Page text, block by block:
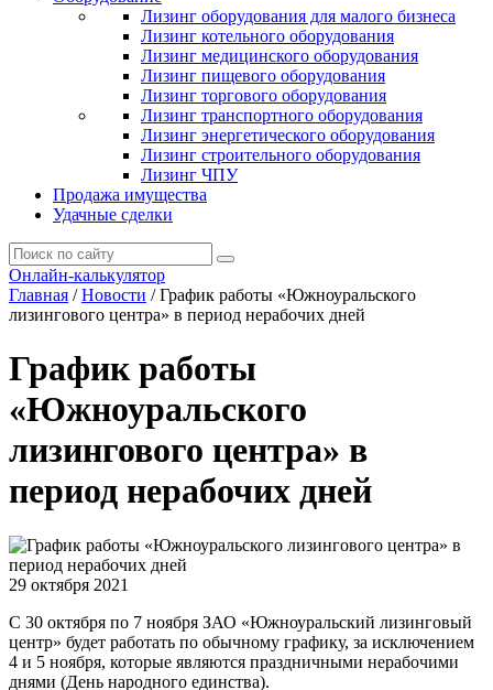
Лизинг оборудования для малого бизнеса
Лизинг котельного оборудования
Лизинг медицинского оборудования
Лизинг пищевого оборудования
Лизинг торгового оборудования
Лизинг транспортного оборудования
Лизинг энергетического оборудования
Лизинг строительного оборудования
Лизинг ЧПУ
Продажа имущества
Удачные сделки
Онлайн-калькулятор
Главная / Новости / График работы «Южноуральского
лизингового центра» в период нерабочих дней
График работы
«Южноуральского
лизингового центра» в
период нерабочих дней
29 октября 2021
С 30 октября по 7 ноября ЗАО «Южноуральский лизинговый
центр» будет работать по обычному графику, за исключением
4 и 5 ноября, которые являются праздничными нерабочими
днями (День народного единства).